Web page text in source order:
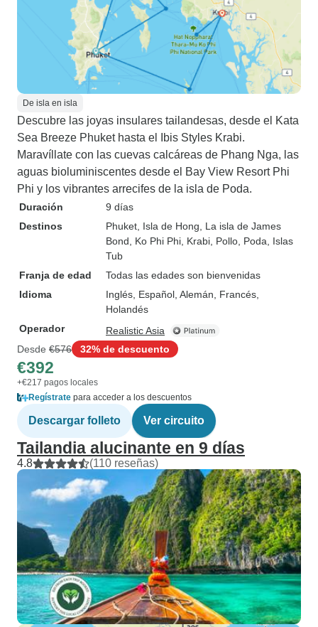
De isla en isla
Descubre las joyas insulares tailandesas, desde el Kata
Sea Breeze Phuket hasta el Ibis Styles Krabi.
Maravíllate con las cuevas calcáreas de Phang Nga, las
aguas bioluminiscentes desde el Bay View Resort Phi
Phi y los vibrantes arrecifes de la isla de Poda.
Duración
9 días
Destinos
Phuket , Isla de Hong , La isla de James
Bond , Ko Phi Phi , Krabi , Pollo, Poda, Islas
Tub
Franja de edad
Todas las edades son bienvenidas
Idioma
Inglés, Español, Alemán, Francés,
Holandés
Operador
Realistic Asia
Desde €576 32% de descuento
€392
+€217 pagos locales
Regístrate para acceder a los descuentos
Descargar folleto Ver circuito
Tailandia alucinante en 9 días
4.8 (110 reseñas)